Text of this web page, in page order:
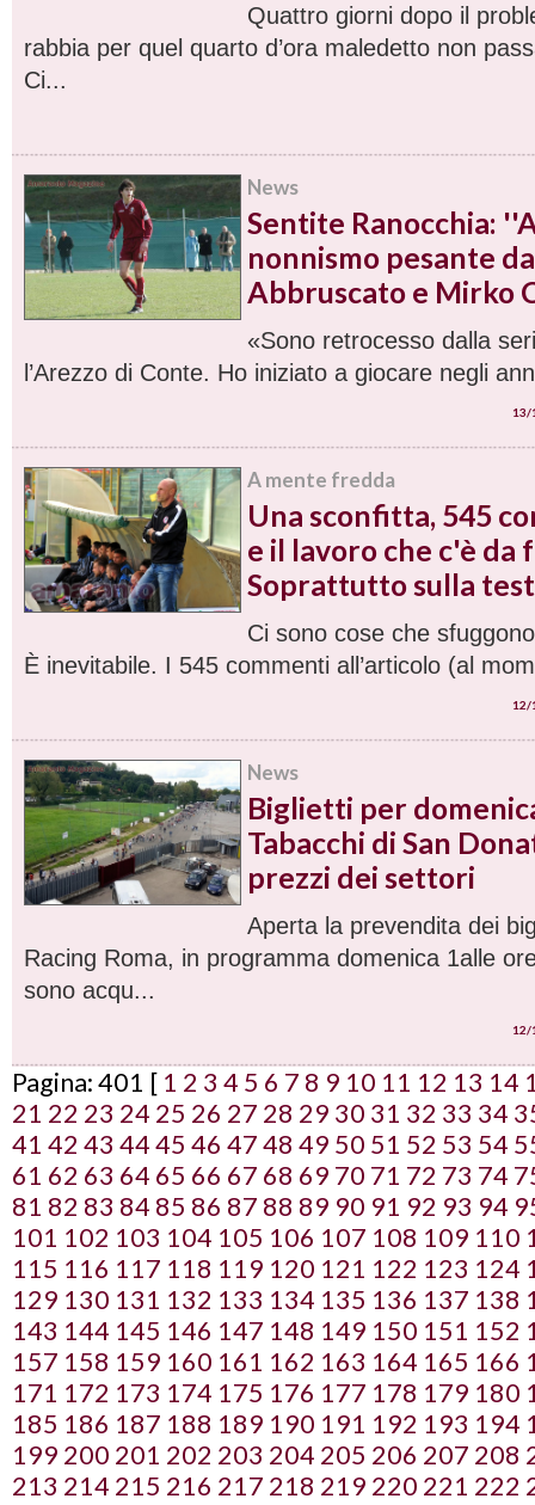
Quattro giorni dopo il
rabbia per quel quarto d’ora maledetto non
Ci...
News
Sentite Ranocchia:
nonnismo pesante
Abbruscato e Mirko
«Sono retrocesso dalla
l’Arezzo di Conte. Ho iniziato a giocare negli
13/
A mente fredda
Una sconfitta, 545
e il lavoro che c'è da
Soprattutto sulla
Ci sono cose che
È inevitabile. I 545 commenti all’articolo (al
12/
News
Biglietti per
Tabacchi di San
prezzi dei settori
Aperta la prevendita dei
Racing Roma, in programma domenica 1alle
sono acqu...
12/
Pagina: 401 [ 1 2 3 4 5 6 7 8 9 10 11 12 13 14
21 22 23 24 25 26 27 28 29 30 31 32 33 34
41 42 43 4445 46 4748 49 50 51 52 53 54
61 62 63 64 65 66 67 68 69 70 71 72 73 74
81 82 83 84 85 86 87 88 89 90 91 92 93 94
101 102 103 104 105 106 107 108 109 110
115 116 117 118 119 120 121 122 123 124
129 130 131 132 133 134 135 136 137 138
143 144 145 146 147 148 149 150 151 152
157 158 159 160 161 162 163 164 165 166
171 172 173 174 175 176 177 178 179 180
185 186 187 188 189 190 191 192 193 194
199 200 201 202 203 204 205 206 207 208
213 214 215 216 217 218 219 220 221 222